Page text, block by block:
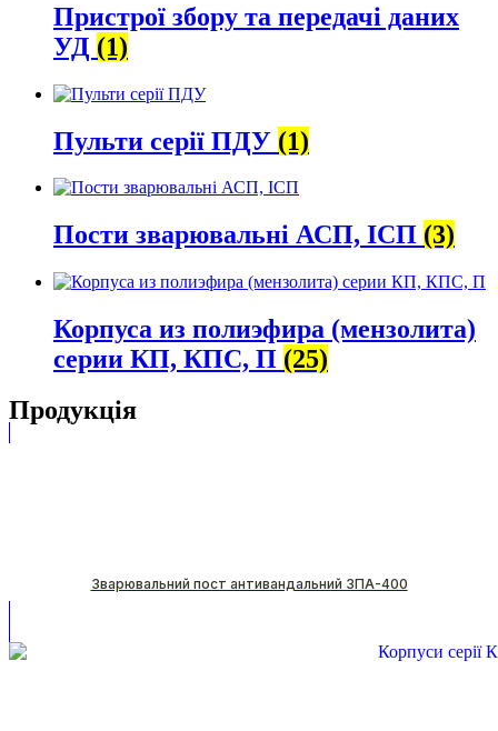
Пристрої збору та передачі даних
УД (1)
Пульти серії ПДУ (1)
Пости зварювальні АСП, ІСП (3)
Корпуса из полиэфира (мензолита)
серии КП, КПС, П (25)
Продукція
Зварювальний пост антивандальний ЗПА-400